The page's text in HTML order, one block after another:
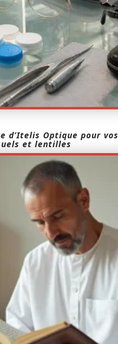
d’Itelis Optique pour vos
et lentilles